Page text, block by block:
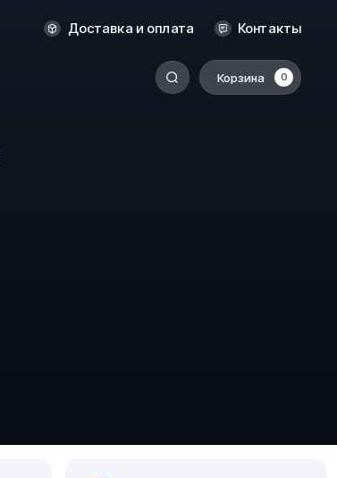
Доставка и оплата Контакты
Корзина 0
Оренбург
Пермь
Ростов-на-Дону